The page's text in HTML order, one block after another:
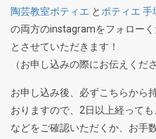
陶芸教室ポティエ と ポティエ 手
の両方のinstagramをフォロー
とさせていただきます！
（お申し込みの際にお伝えくださ
お申し込み後、必ずこちらから
おりますので、2日以上経って
などをご確認いただくか、お手